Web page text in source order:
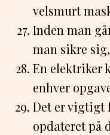
velsmurt
Inden man
man sikre
En elektriker
enhver
Det er vigtigt
opdateret på